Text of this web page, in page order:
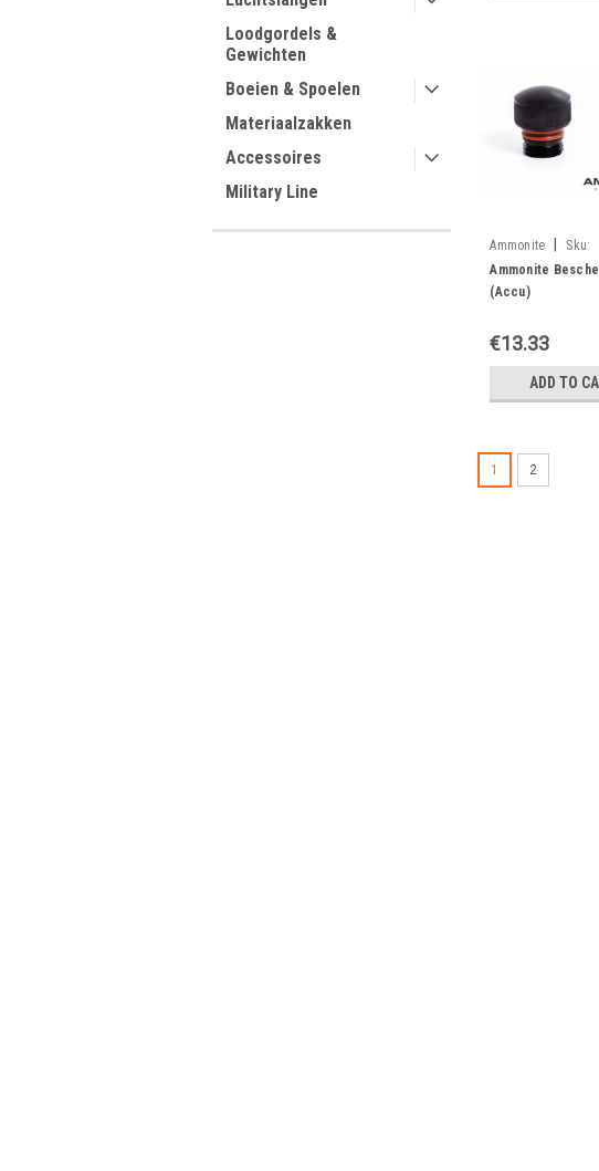
Loodgordels &
Gewichten
Boeien & Spoelen
Materiaalzakken
Accessoires
Military Line
Ammonite
Sku:
05900316920373
Ammonite
(Accu)
€13.33
ADD TO
1 2